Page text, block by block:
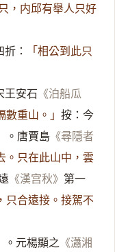
只，内邱有舉人只好
：
「相公到此只
王安石 《泊船瓜
數重山。」 按：今
。唐賈島 《尋隱者
。只在此山中，雲
《漢宫秋》 第一
只合遠接。接駕不
。元楊顯之 《瀟湘